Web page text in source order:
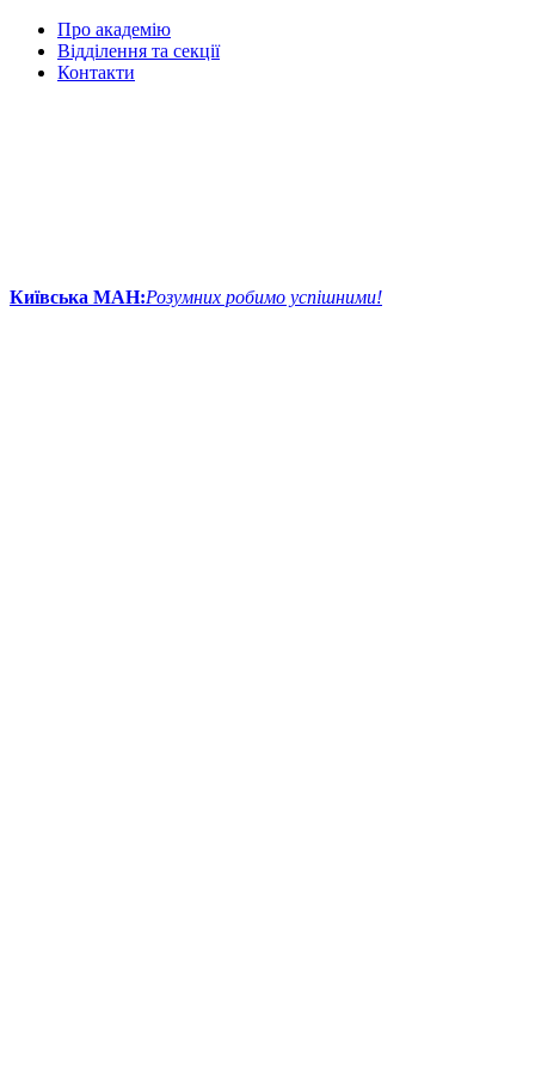
Про академію
Відділення та секції
Контакти
Київська МАН:Розумних робимо успішними!